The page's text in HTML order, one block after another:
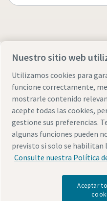
Avisos legales y de privacidad
AccesibilidadMapa del sitio
© 2026 Atlas Copco AB
Nuestro sitio web
Utilizamos cookies para
funcione correctamente,
mostrarle contenido
acepte todas las cookies,
gestione sus preferencias.
algunas funciones pueden
previsto si solo se habilitan
Consulte nuestra Política
Aceptar